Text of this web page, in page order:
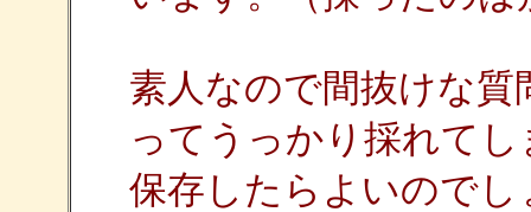
素人なので間抜けな
ってうっかり採れて
保存したらよいのでし